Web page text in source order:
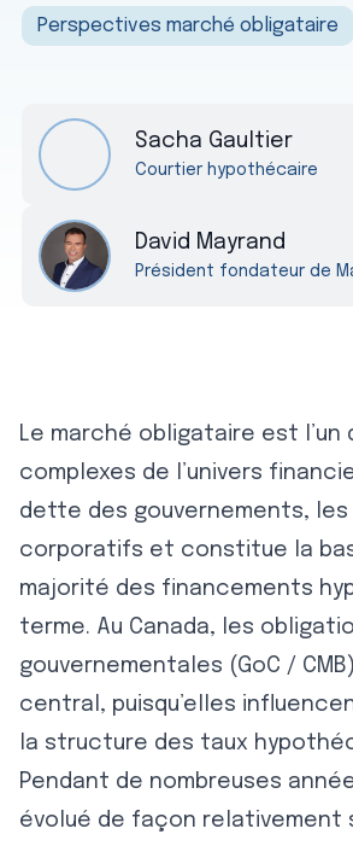
Perspectives marché obligataire
Sacha Gaultier
Courtier hypothécaire
David Mayrand
Président fondateur de
Le marché obligataire est l’un
complexes de l’univers
dette des gouvernements, les
corporatifs et constitue la
majorité des financements
terme. Au Canada, les
gouvernementales (GoC /
central, puisqu’elles
la structure des taux
Pendant de nombreuses
évolué de façon relativement